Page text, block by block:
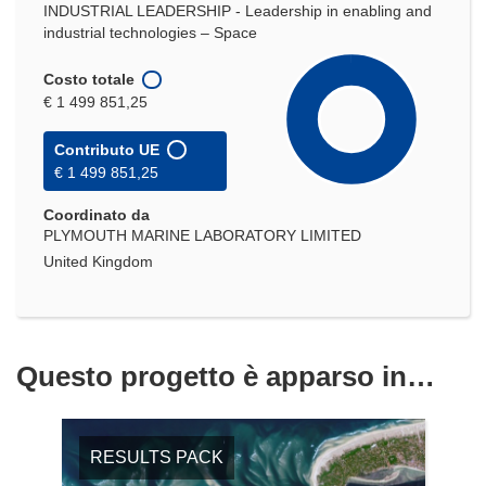
INDUSTRIAL LEADERSHIP - Leadership in enabling and
industrial technologies – Space
Costo totale
€ 1 499 851,25
Contributo UE
€ 1 499 851,25
Coordinato da
PLYMOUTH MARINE LABORATORY LIMITED
United Kingdom
Questo progetto è apparso in…
RESULTS PACK